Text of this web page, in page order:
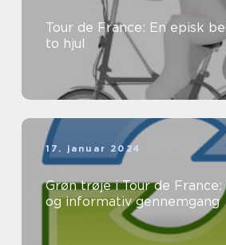
Tour de France: En episk
to hjul
17. januar 2024
Grøn trøje i Tour de
og informativ gennemgang